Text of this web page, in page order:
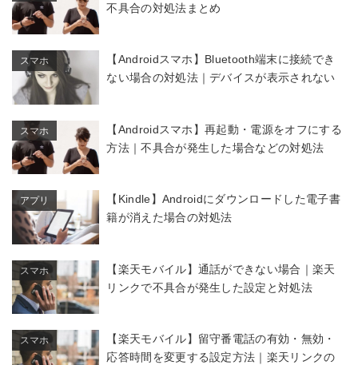
不具合の対処法まとめ
スマホ
【Androidスマホ】Bluetooth端末に接続でき
ない場合の対処法｜デバイスが表示されない
スマホ
【Androidスマホ】再起動・電源をオフにする
方法｜不具合が発生した場合などの対処法
アプリ
【Kindle】Androidにダウンロードした電子書
籍が消えた場合の対処法
スマホ
【楽天モバイル】通話ができない場合｜楽天
リンクで不具合が発生した設定と対処法
スマホ
【楽天モバイル】留守番電話の有効・無効・
応答時間を変更する設定方法｜楽天リンクの